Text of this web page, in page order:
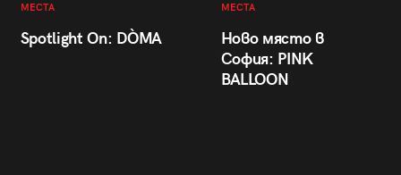
МЕСТА
Spotlight On: DÒMA
МЕСТА
Ново място в
София: PINK
BALLOON